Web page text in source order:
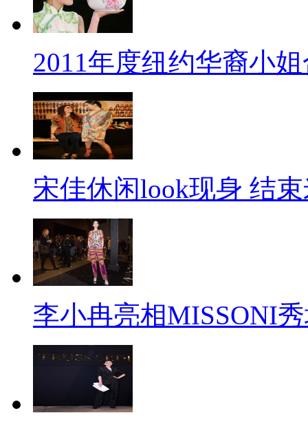
2011年度纽约华裔小
宋佳休闲look现身 结
李小冉亮相MISSONI